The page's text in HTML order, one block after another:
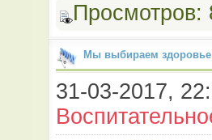
Мы выбираем здоровье
31-03-2017,